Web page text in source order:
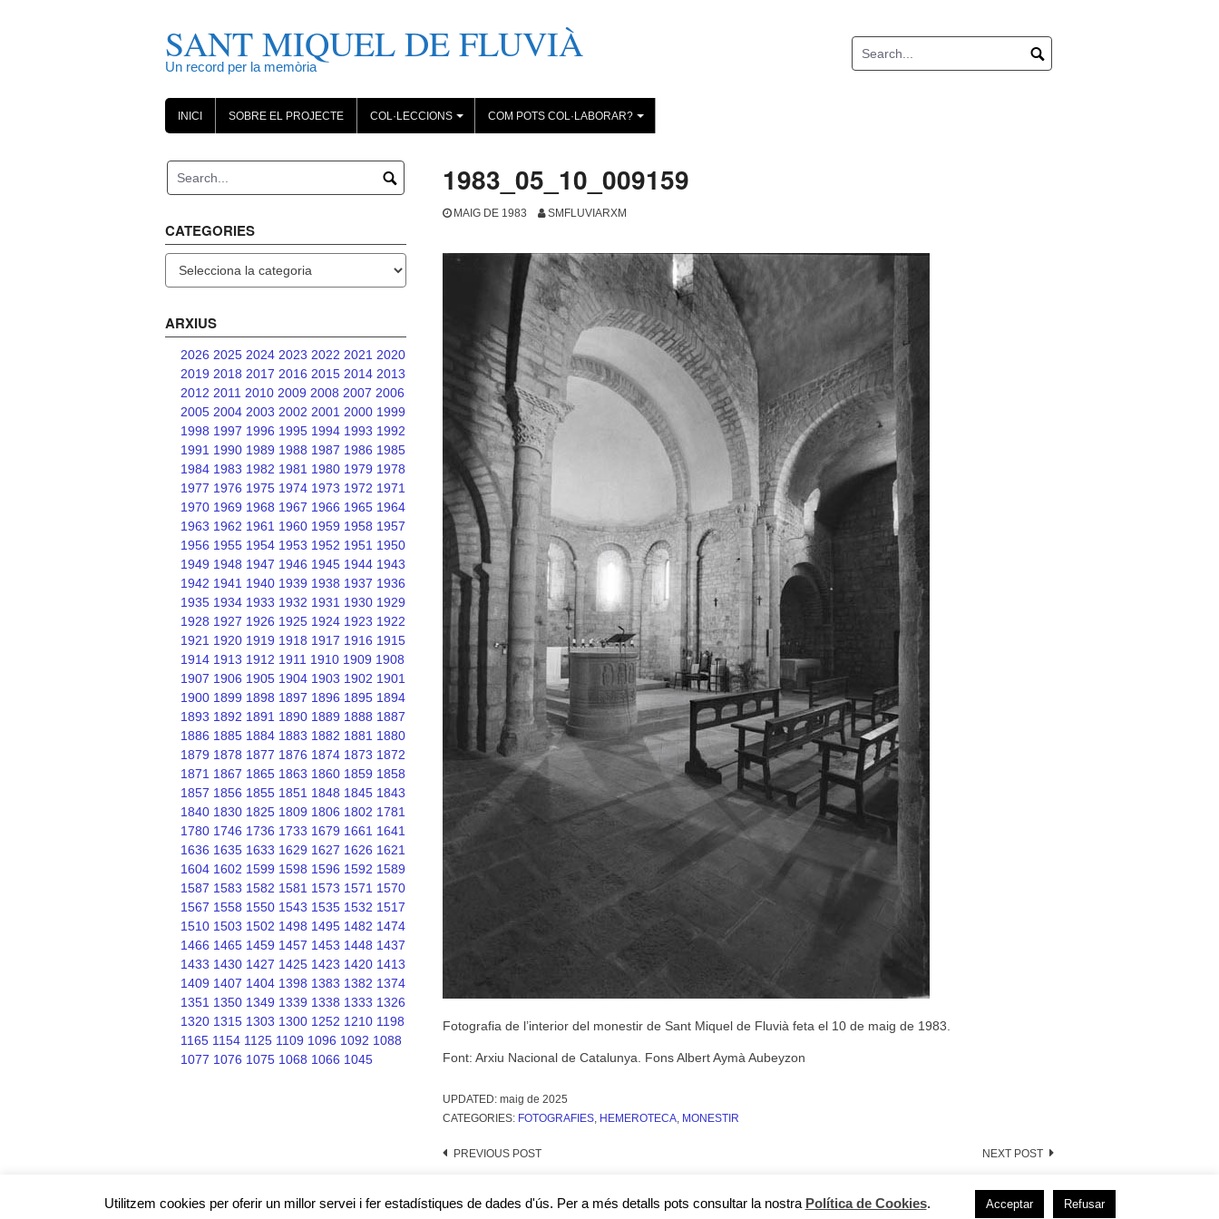
SANT MIQUEL DE FLUVIÀ
Un record per la memòria
INICI SOBRE EL PROJECTE
+
COL·LECCIONS
+
COM POTS COL·LABORAR?
1983_05_10_009159
MAIG DE 1983 SMFLUVIARXM
Fotografia de l’interior del monestir de Sant Miquel de Fluvià feta el 10 de maig de 1983.
Font: Arxiu Nacional de Catalunya. Fons Albert Aymà Aubeyzon
UPDATED: maig de 2025
CATEGORIES: FOTOGRAFIES, HEMEROTECA, MONESTIR
Post
PREVIOUS POST NEXT POST
CATEGORIES
ARXIUS
2026 2025 2024 2023 2022 2021 2020
2019 2018 2017 2016 2015 2014 2013
2012 2011 2010 2009 2008 2007 2006
2005 2004 2003 2002 2001 2000 1999
1998 1997 1996 1995 1994 1993 1992
1991 1990 1989 1988 1987 1986 1985
1984 1983 1982 1981 1980 1979 1978
1977 1976 1975 1974 1973 1972 1971
1970 1969 1968 1967 1966 1965 1964
1963 1962 1961 1960 1959 1958 1957
1956 1955 1954 1953 1952 1951 1950
1949 1948 1947 1946 1945 1944 1943
1942 1941 1940 1939 1938 1937 1936
1935 1934 1933 1932 1931 1930 1929
1928 1927 1926 1925 1924 1923 1922
1921 1920 1919 1918 1917 1916 1915
1914 1913 1912 1911 1910 1909 1908
1907 1906 1905 1904 1903 1902 1901
1900 1899 1898 1897 1896 1895 1894
1893 1892 1891 1890 1889 1888 1887
1886 1885 1884 1883 1882 1881 1880
1879 1878 1877 1876 1874 1873 1872
1871 1867 1865 1863 1860 1859 1858
1857 1856 1855 1851 1848 1845 1843
1840 1830 1825 1809 1806 1802 1781
1780 1746 1736 1733 1679 1661 1641
1636 1635 1633 1629 1627 1626 1621
1604 1602 1599 1598 1596 1592 1589
1587 1583 1582 1581 1573 1571 1570
1567 1558 1550 1543 1535 1532 1517
1510 1503 1502 1498 1495 1482 1474
1466 1465 1459 1457 1453 1448 1437
1433 1430 1427 1425 1423 1420 1413
1409 1407 1404 1398 1383 1382 1374
1351 1350 1349 1339 1338 1333 1326
1320 1315 1303 1300 1252 1210 1198
1165 1154 1125 1109 1096 1092 1088
1077 1076 1075 1068 1066 1045
Free wordpress themes
Utilitzem cookies per oferir un millor servei i fer estadístiques de dades d'ús. Per a més detalls pots consultar la nostra Política de Cookies. Acceptar Refusar